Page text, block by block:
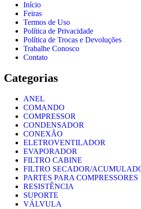
Início
Feiras
Termos de Uso
Política de Privacidade
Política de Trocas e Devoluções
Trabalhe Conosco
Contato
Categorias
ANEL
COMANDO
COMPRESSOR
CONDENSADOR
CONEXÃO
ELETROVENTILADOR
EVAPORADOR
FILTRO CABINE
FILTRO SECADOR/
PARTES PARA COMPRESSORES
RESISTÊNCIA
SUPORTE
VÁLVULA